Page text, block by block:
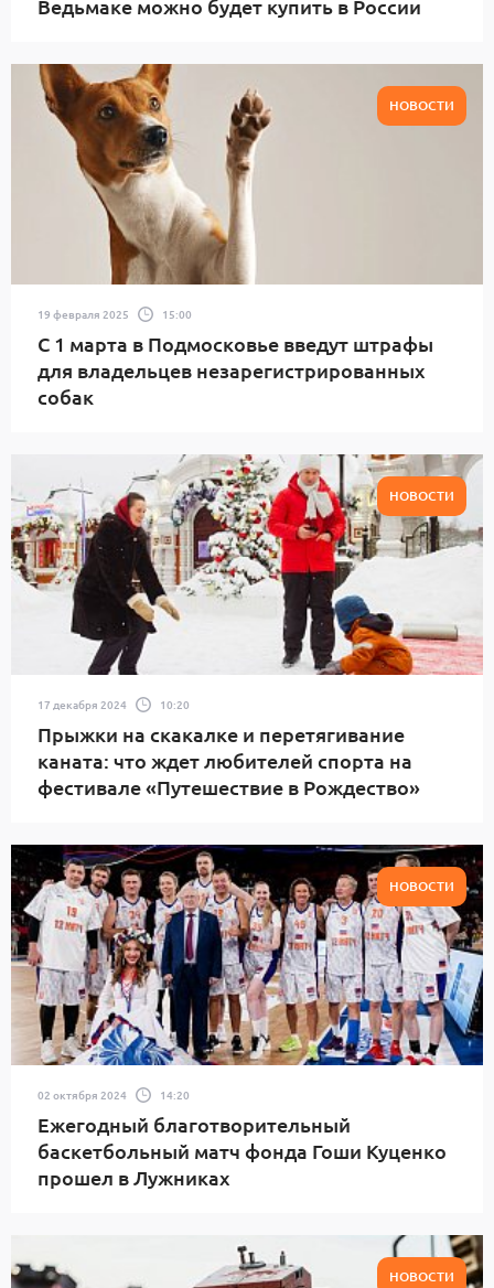
Ведьмаке можно будет купить в России
НОВОСТИ
19 февраля 2025 15:00
С 1 марта в Подмосковье введут штрафы
для владельцев незарегистрированных
собак
НОВОСТИ
17 декабря 2024 10:20
Прыжки на скакалке и перетягивание
каната: что ждет любителей спорта на
фестивале «Путешествие в Рождество»
НОВОСТИ
02 октября 2024 14:20
Ежегодный благотворительный
баскетбольный матч фонда Гоши Куценко
прошел в Лужниках
НОВОСТИ